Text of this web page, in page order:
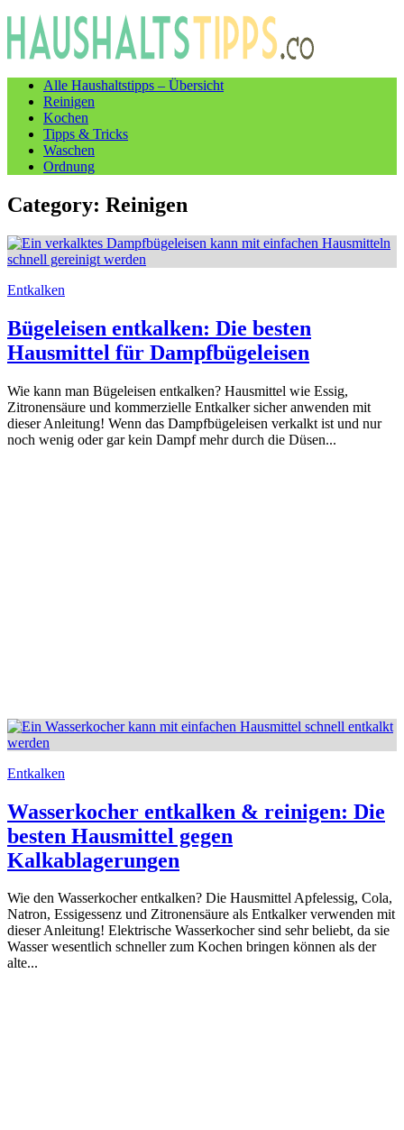
Alle Haushaltstipps – Übersicht
Reinigen
Kochen
Tipps & Tricks
Waschen
Ordnung
Category: Reinigen
Entkalken
Bügeleisen entkalken: Die besten
Hausmittel für Dampfbügeleisen
Wie kann man Bügeleisen entkalken? Hausmittel wie Essig,
Zitronensäure und kommerzielle Entkalker sicher anwenden mit
dieser Anleitung! Wenn das Dampfbügeleisen verkalkt ist und nur
noch wenig oder gar kein Dampf mehr durch die Düsen...
Entkalken
Wasserkocher entkalken & reinigen: Die
besten Hausmittel gegen
Kalkablagerungen
Wie den Wasserkocher entkalken? Die Hausmittel Apfelessig, Cola,
Natron, Essigessenz und Zitronensäure als Entkalker verwenden mit
dieser Anleitung! Elektrische Wasserkocher sind sehr beliebt, da sie
Wasser wesentlich schneller zum Kochen bringen können als der
alte...